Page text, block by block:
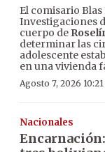
El comisario
Investigaciones
cuerpo de
determinar las
adolescente
en una vivienda
Agosto 7, 2026 10:21
Nacionales